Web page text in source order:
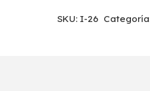
SKU: I-26